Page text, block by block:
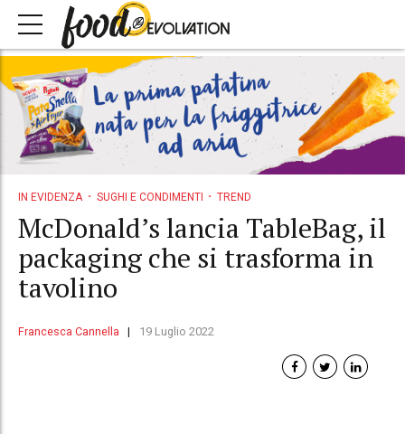
IN EVIDENZA SUGHI E CONDIMENTI TREND
McDonald’s lancia TableBag, il
packaging che si trasforma in
tavolino
Francesca Cannella 19 Luglio 2022